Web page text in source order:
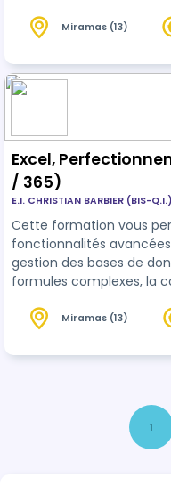
qu'ils soient débutants
Miramas (13)
Excel,
/ 365)
E.I. CHRISTIAN BARBIER (BIS-Q.I.)
Cette formation vous
fonctionnalités
gestion des bases de
formules complexes, la
Vous pourrez valider
Miramas (13)
1